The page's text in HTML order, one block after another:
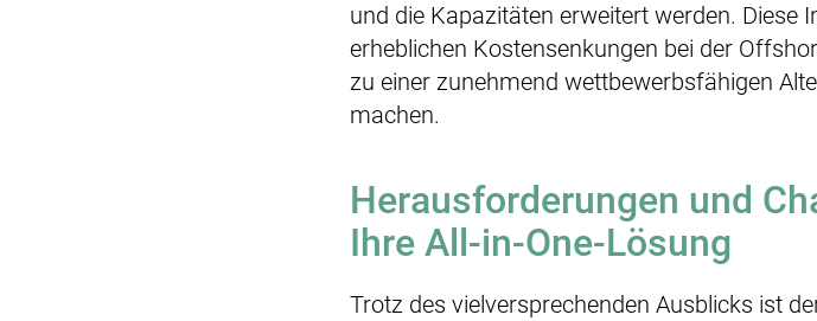
und die Kapazitäten erweitert werden. Diese
erheblichen Kostensenkungen bei der
zu einer zunehmend wettbewerbsfähigen
machen.
Herausforderungen und
Ihre All-in-One-Lösung
Trotz des vielversprechenden Ausblicks ist